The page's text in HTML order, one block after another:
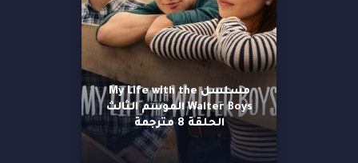
مسلسل My Life with the
Walter Boys الموسم الثالث
الحلقة 8 مترجمة